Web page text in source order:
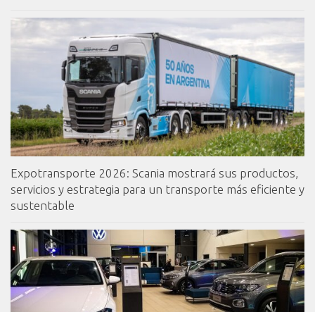
Expotransporte 2026: Scania mostrará sus productos,
servicios y estrategia para un transporte más eficiente y
sustentable